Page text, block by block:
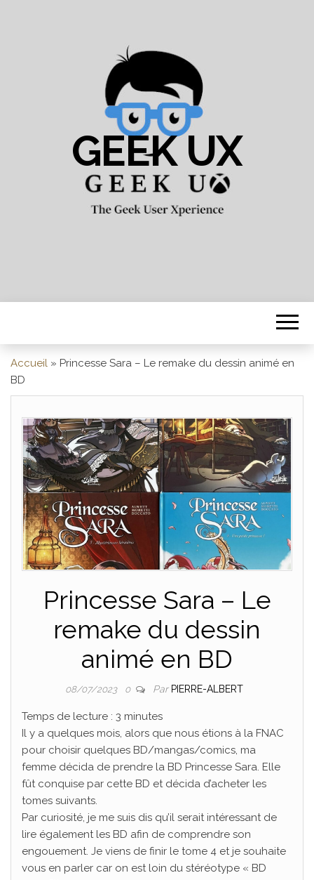
GEEK UX
Accueil » Princesse Sara – Le remake du dessin animé en
BD
Princesse Sara – Le
remake du dessin
animé en BD
08/07/2023 0 Par PIERRE-ALBERT
Temps de lecture : 3 minutes
Il y a quelques mois, alors que nous étions à la FNAC
pour choisir quelques BD/mangas/comics, ma
femme décida de prendre la BD Princesse Sara. Elle
fût conquise par cette BD et décida d’acheter les
tomes suivants.
Par curiosité, je me suis dis qu’il serait intéressant de
lire également les BD afin de comprendre son
engouement. Je viens de finir le tome 4 et je souhaite
vous en parler car on est loin du stéréotype « BD